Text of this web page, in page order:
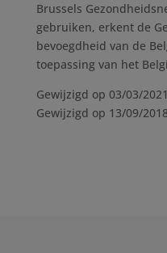
Brussels
gebruiken, erkent de
bevoegdheid van de
toepassing van het
Gewijzigd op 03/03/2021
Gewijzigd op 13/09/2018